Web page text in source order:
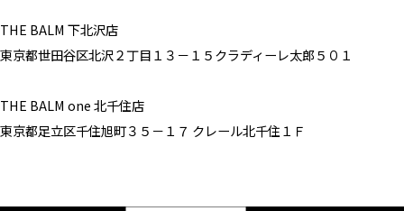
THE BALM 下北沢店
東京都世田谷区北沢２丁目１３－１５クラディーレ太郎５０１
THE BALM one 北千住店
東京都足立区千住旭町３５－１７ クレール北千住１Ｆ